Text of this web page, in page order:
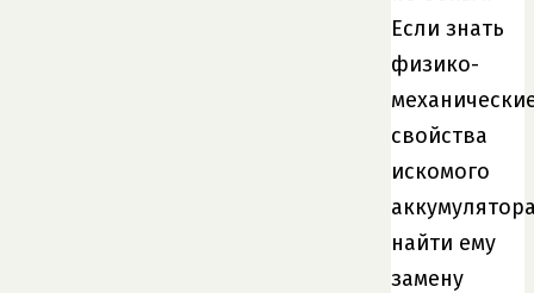
Если знать
физико-
свойства
искомого
найти ему
замену